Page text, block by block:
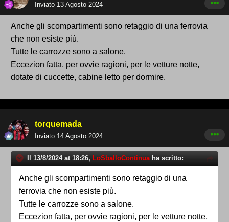
Inviato 13 Agosto 2024
Anche gli scompartimenti sono retaggio di una ferrovia
che non esiste più.
Tutte le carrozze sono a salone.
Eccezion fatta, per ovvie ragioni, per le vetture notte,
dotate di cuccette, cabine letto per dormire.
torquemada
Inviato 14 Agosto 2024
Il 13/8/2024 at 18:26, LoSballoContinuaha scritto:
Anche gli scompartimenti sono retaggio di una
ferrovia che non esiste più.
Tutte le carrozze sono a salone.
Eccezion fatta, per ovvie ragioni, per le vetture notte,